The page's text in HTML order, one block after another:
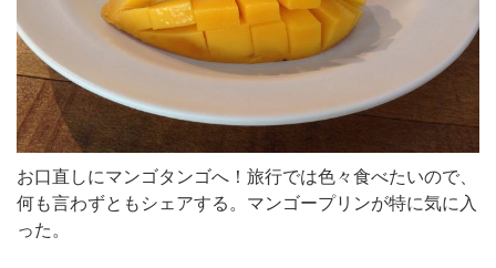
お口直しにマンゴタンゴへ！旅行では色々食べたいので、
何も言わずともシェアする。マンゴープリンが特に気に入
った。